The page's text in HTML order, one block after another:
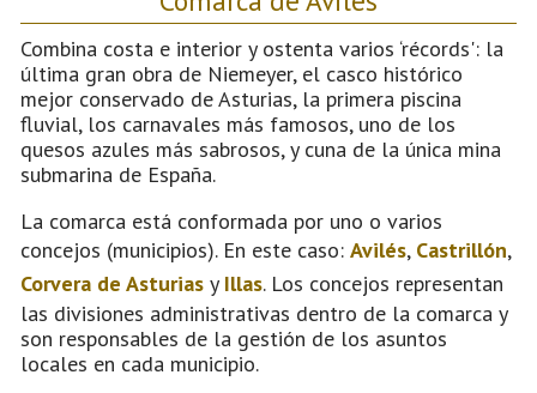
Combina costa e interior y ostenta varios ‘récords': la
última gran obra de Niemeyer, el casco histórico
mejor conservado de Asturias, la primera piscina
fluvial, los carnavales más famosos, uno de los
quesos azules más sabrosos, y cuna de la única mina
submarina de España.
La comarca está conformada por uno o varios
concejos (municipios). En este caso: Avilés, Castrillón,
Corvera de Asturias y Illas. Los concejos representan
las divisiones administrativas dentro de la comarca y
son responsables de la gestión de los asuntos
locales en cada municipio.